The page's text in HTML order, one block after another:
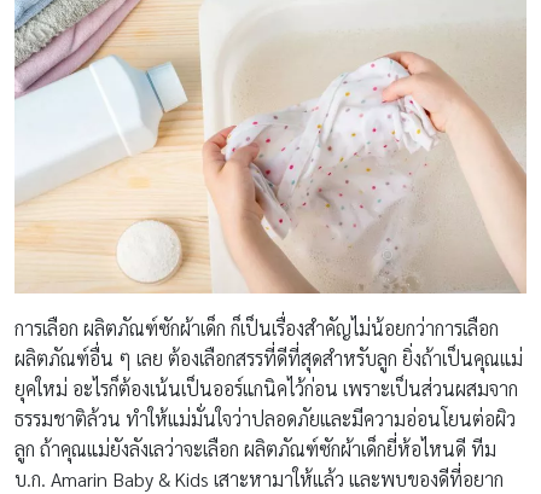
การเลือก ผลิตภัณฑ์ซักผ้าเด็ก ก็เป็นเรื่องสำคัญไม่น้อยกว่าการเลือก
ผลิตภัณฑ์อื่น ๆ เลย ต้องเลือกสรรที่ดีที่สุดสำหรับลูก ยิ่งถ้าเป็นคุณแม่
ยุคใหม่ อะไรก็ต้องเน้นเป็นออร์แกนิคไว้ก่อน เพราะเป็นส่วนผสมจาก
ธรรมชาติล้วน ทำให้แม่มั่นใจว่าปลอดภัยและมีความอ่อนโยนต่อผิว
ลูก ถ้าคุณแม่ยังลังเลว่าจะเลือก ผลิตภัณฑ์ซักผ้าเด็กยี่ห้อไหนดี ทีม
บ.ก. Amarin Baby & Kids เสาะหามาให้แล้ว และพบของดีที่อยาก